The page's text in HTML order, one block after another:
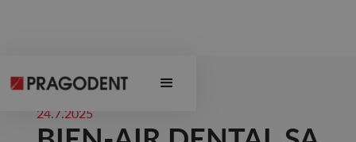
24.7.2025